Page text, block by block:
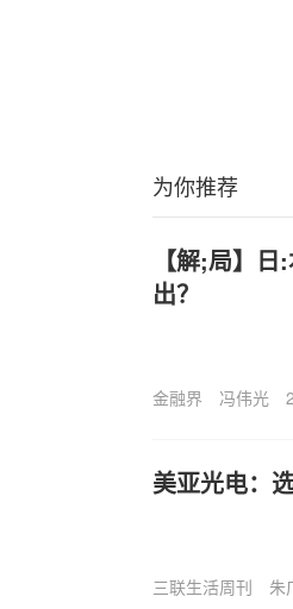
为你推荐
【解;局】
出？
金融界 冯伟光
美亚光电：
三联生活周刊 朱